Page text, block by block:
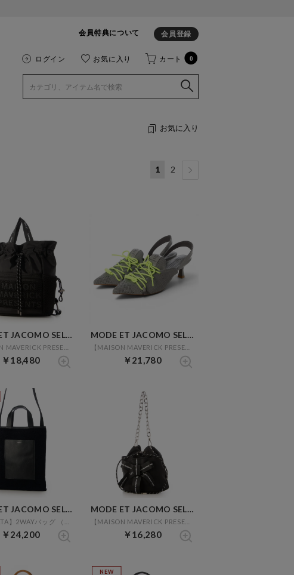
会員特典について 会員登録
ログイン お気に入り カート 0
お気に入り
1 2
MODE ET JACOMO SELECT
￥18,480
MODE ET JACOMO SELECT
￥21,780
MODE ET JACOMO SELECT
￥24,200
MODE ET JACOMO SELECT
￥16,280
NEW